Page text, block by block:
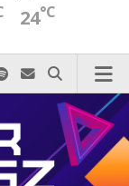
24°C
zadzwoń
u
na Xnas na Instagram-ie
nas na TikTok-u
Szukaj nas na Spotify
Wyślij do nas
Szukaj